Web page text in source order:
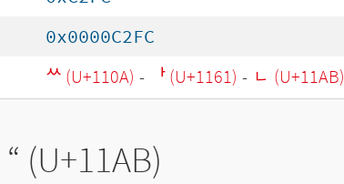
0x0000C2FC
ᄊ (U+110A) - ᅡ (U+1161) - ᆫ (U+11AB)
“ (U+11AB)